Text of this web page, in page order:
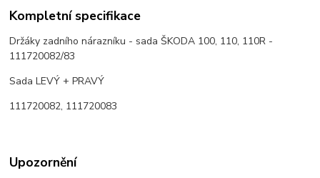
Kompletní specifikace
Držáky zadního nárazníku - sada ŠKODA 100, 110, 110R -
111720082/83
Sada LEVÝ + PRAVÝ
111720082, 111720083
Upozornění